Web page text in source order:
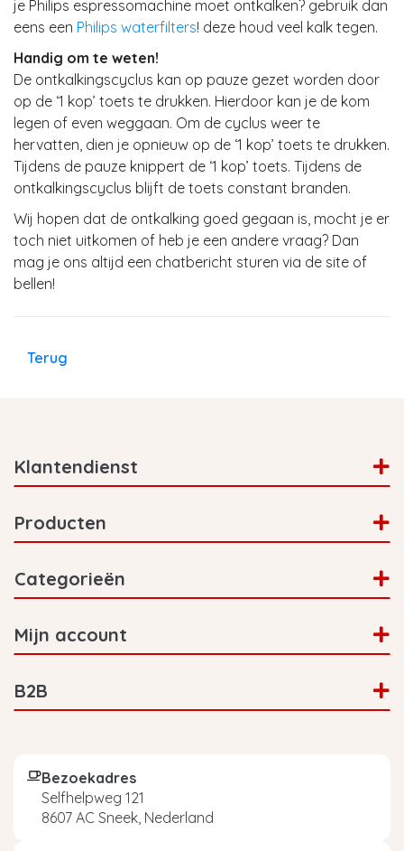
je Philips espressomachine moet ontkalken? gebruik dan
eens een Philips waterfilters! deze houd veel kalk tegen.
Handig om te weten!
De ontkalkingscyclus kan op pauze gezet worden door
op de ‘1 kop’ toets te drukken. Hierdoor kan je de kom
legen of even weggaan. Om de cyclus weer te
hervatten, dien je opnieuw op de ‘1 kop’ toets te drukken.
Tijdens de pauze knippert de ‘1 kop’ toets. Tijdens de
ontkalkingscyclus blijft de toets constant branden.
Wij hopen dat de ontkalking goed gegaan is, mocht je er
toch niet uitkomen of heb je een andere vraag? Dan
mag je ons altijd een chatbericht sturen via de site of
bellen!
Terug
Klantendienst
Producten
Categorieën
Mijn account
B2B
Bezoekadres
Selfhelpweg 121
8607 AC Sneek, Nederland